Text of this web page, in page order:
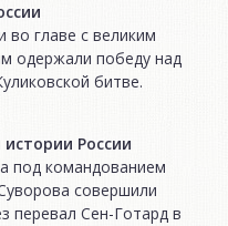
во главе с великим
одержали победу над
битве.
России
под командованием
совершили
перевал Сен-Готард в